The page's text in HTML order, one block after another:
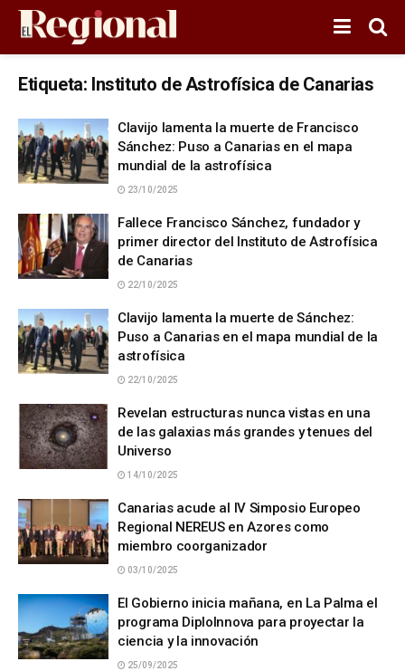
Etiqueta: Instituto de Astrofísica de Canarias
Clavijo lamenta la muerte de Francisco
Sánchez: Puso a Canarias en el mapa
mundial de la astrofísica
23/10/2025
Fallece Francisco Sánchez, fundador y
primer director del Instituto de Astrofísica
de Canarias
22/10/2025
Clavijo lamenta la muerte de Sánchez:
Puso a Canarias en el mapa mundial de la
astrofísica
22/10/2025
Revelan estructuras nunca vistas en una
de las galaxias más grandes y tenues del
Universo
14/10/2025
Canarias acude al IV Simposio Europeo
Regional NEREUS en Azores como
miembro coorganizador
03/10/2025
El Gobierno inicia mañana, en La Palma el
programa DiploInnova para proyectar la
ciencia y la innovación
25/09/2025